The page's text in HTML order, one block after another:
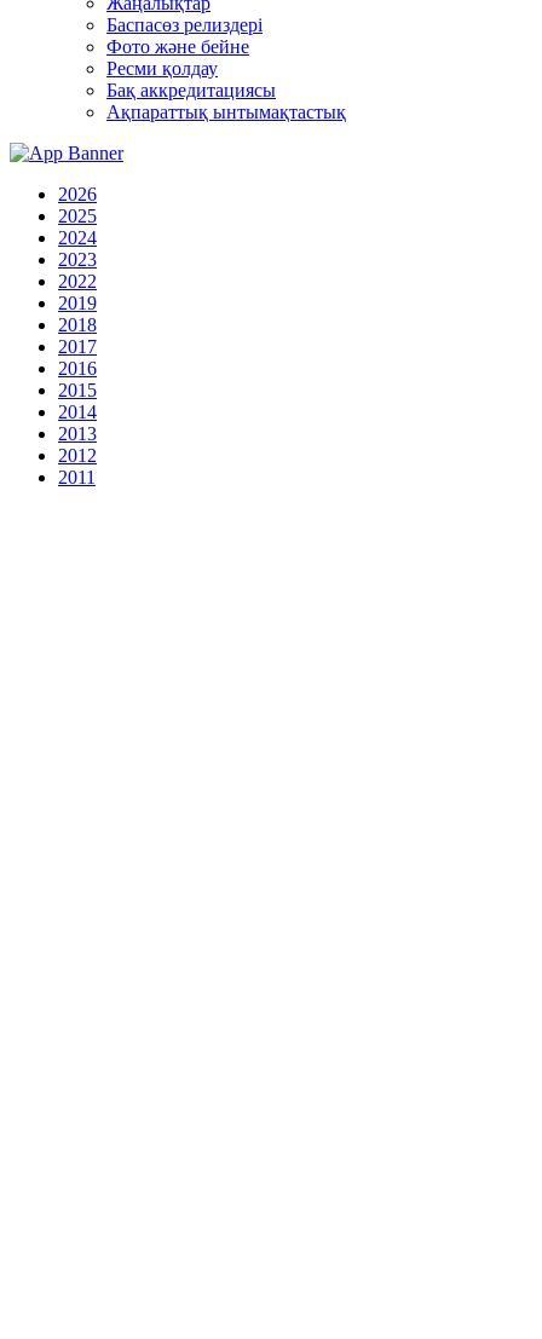
Баспасөз релиздері
Фото және бейне
Ресми қолдау
Бақ аккредитациясы
Ақпараттық ынтымақтастық
2026
2025
2024
2023
2022
2019
2018
2017
2016
2015
2014
2013
2012
2011